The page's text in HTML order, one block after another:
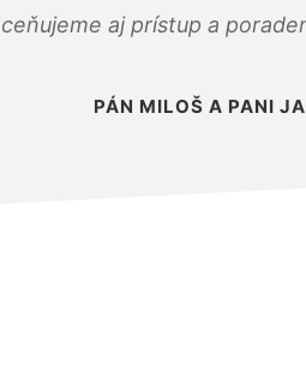
aj prístup a
PÁN MILOŠ A PANI